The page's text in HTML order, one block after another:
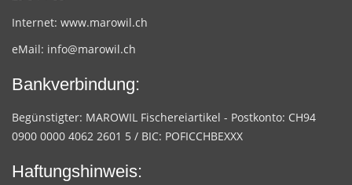
Internet: www.marowil.ch
eMail: info@marowil.ch
Bankverbindung:
Begünstigter: MAROWIL Fischereiartikel - Postkonto: CH94
0900 0000 4062 2601 5 / BIC: POFICCHBEXXX
Haftungshinweis: